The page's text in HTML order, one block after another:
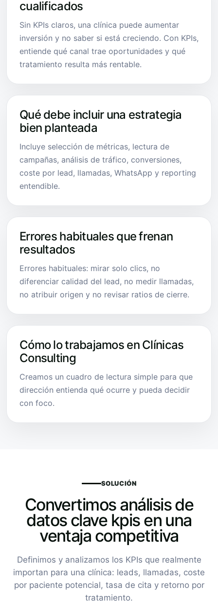
cualificados
Sin KPIs claros, una clínica puede aumentar
inversión y no saber si está creciendo. Con KPIs,
entiende qué canal trae oportunidades y qué
tratamiento resulta más rentable.
Qué debe incluir una estrategia
bien planteada
Incluye selección de métricas, lectura de
campañas, análisis de tráfico, conversiones,
coste por lead, llamadas, WhatsApp y reporting
entendible.
Errores habituales que frenan
resultados
Errores habituales: mirar solo clics, no
diferenciar calidad del lead, no medir llamadas,
no atribuir origen y no revisar ratios de cierre.
Cómo lo trabajamos en Clínicas
Consulting
Creamos un cuadro de lectura simple para que
dirección entienda qué ocurre y pueda decidir
con foco.
SOLUCIÓN
Convertimos análisis de
datos clave kpis en una
ventaja competitiva
Definimos y analizamos los KPIs que realmente
importan para una clínica: leads, llamadas, coste
por paciente potencial, tasa de cita y retorno por
tratamiento.